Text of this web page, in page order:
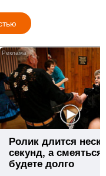
Ролик длится
секунд, а
будете долго